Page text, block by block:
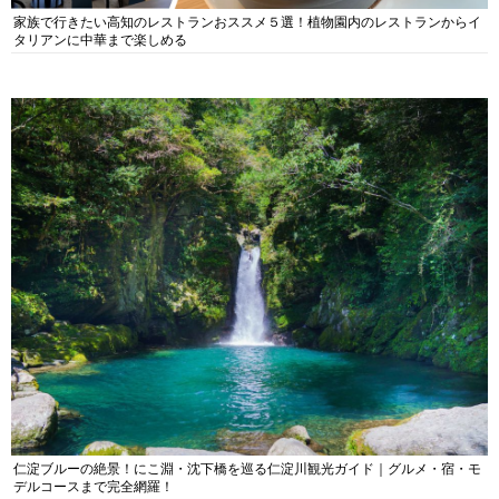
家族で行きたい高知のレストランおススメ５選！植物園内のレストランからイ
タリアンに中華まで楽しめる
仁淀ブルーの絶景！にこ淵・沈下橋を巡る仁淀川観光ガイド｜グルメ・宿・モ
デルコースまで完全網羅！